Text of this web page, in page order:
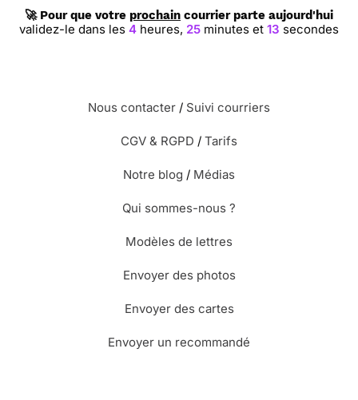
🚀 Pour que votre prochain courrier parte aujourd'hui
validez-le dans les4 heures, 25 minutes et12 secondes
Nous contacter / Suivi courriers
CGV & RGPD / Tarifs
Notre blog / Médias
Qui sommes-nous ?
Modèles de lettres
Envoyer des photos
Envoyer des cartes
Envoyer un recommandé